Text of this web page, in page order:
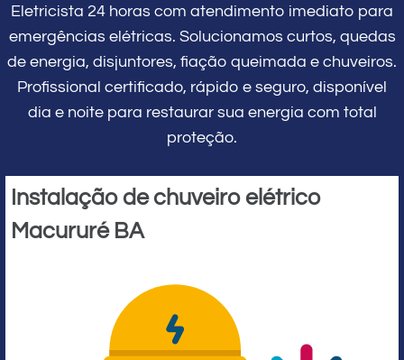
Eletricista 24 horas com atendimento imediato para
emergências elétricas. Solucionamos curtos, quedas
de energia, disjuntores, fiação queimada e chuveiros.
Profissional certificado, rápido e seguro, disponível
dia e noite para restaurar sua energia com total
proteção.
Instalação de chuveiro elétrico
Macururé BA